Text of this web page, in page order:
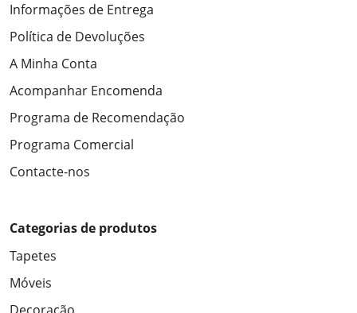
Informações de Entrega
Política de Devoluções
A Minha Conta
Acompanhar Encomenda
Programa de Recomendação
Programa Comercial
Contacte-nos
Categorias de produtos
Tapetes
Móveis